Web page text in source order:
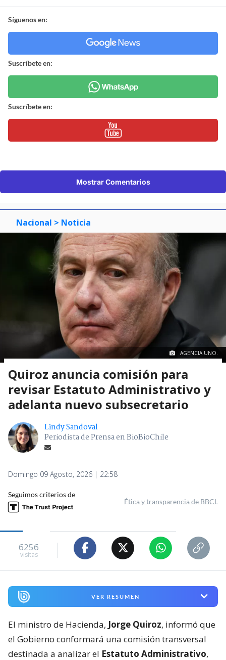
Síguenos en:
Suscríbete en:
Suscríbete en:
Mostrar Comentarios
Nacional > Noticia
AGENCIA UNO.
Quiroz anuncia comisión para
revisar Estatuto Administrativo y
adelanta nuevo subsecretario
Lindy Sandoval
Periodista de Prensa en BioBioChile
Domingo 09 Agosto, 2026 | 22:58
Seguimos criterios de
Ética y transparencia de BBCL
6256
visitas
VER RESUMEN
El ministro de Hacienda, Jorge Quiroz, informó que
el Gobierno conformará una comisión transversal
destinada a analizar el Estatuto Administrativo,